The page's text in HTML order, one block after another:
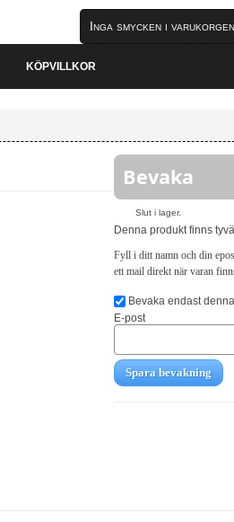
Inga smycken i varukorgen
KÖPVILLKOR
Bevaka
Slut i lager.
Denna produkt finns
Fyll i ditt namn och din
ett mail direkt när varan
Bevaka endast
E-post
Spara bevakning